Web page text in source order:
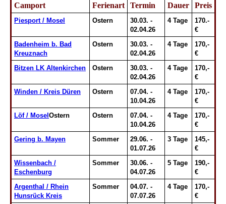
Camport Ferienart Termin Dauer Preis
Piesport / Mosel Ostern
30.03. -
02.04.26
4 Tage
170.-
€
Badenheim b. Bad
Kreuznach
Ostern
30.03. -
02.04.26
4 Tage
170,-
€
Bitzen LK Altenkirchen
Ostern
30.03. -
02.04.26
4 Tage
170,-
€
Winden / Kreis Düren
Ostern
07.04. -
10.04.26
4 Tage
170,-
€
Löf / Mosel Ostern Ostern
07.04. -
10.04.26
4 Tage
170,-
€
Gering b. Mayen
Sommer
29.06. -
01.07.26
3 Tage
145,-
€
Wissenbach /
Eschenburg
Sommer
30.06. -
04.07.26
5 Tage
190,-
€
Argenthal / Rhein
Hunsrück Kreis
Sommer
04.07. -
07.07.26
4 Tage
170,-
€